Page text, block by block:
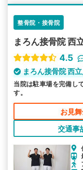
整骨院・接骨院
まろん接骨院 西
4.5
まろん接骨院 西
当院は駐車場を完備し
す。
お見
交通事